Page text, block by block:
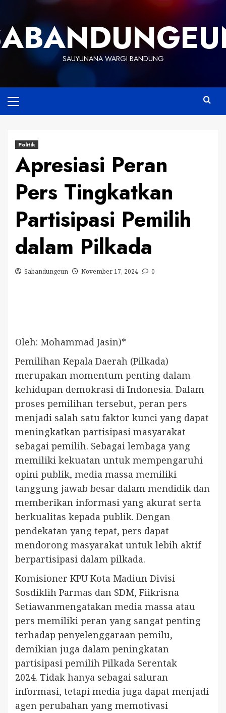
content
SAUYUNANA WARGI BANDUNG
Menu
Politik
Apresiasi Peran
Pers Tingkatkan
Partisipasi Pemilih
dalam Pilkada
Sabandungeun November 17, 2024 0
Oleh: Mohammad Jasin)*
Pemilihan Kepala Daerah (Pilkada)
merupakan momentum penting dalam
kehidupan demokrasi di Indonesia. Dalam
proses pemilihan tersebut, peran pers
menjadi salah satu faktor kunci yang dapat
meningkatkan partisipasi masyarakat
sebagai pemilih. Sebagai lembaga yang
memiliki kekuatan untuk mempengaruhi
opini publik, media massa memiliki
tanggung jawab besar dalam mendidik dan
memberikan informasi yang akurat serta
berkualitas kepada publik. Dengan
pendekatan yang tepat, pers dapat
mendorong masyarakat untuk lebih aktif
berpartisipasi dalam pilkada.
Komisioner KPU Kota Madiun Divisi
Sosdiklih Parmas dan SDM, Fiikrisna
Setiawanmengatakan media massa atau
pers memiliki peran yang sangat penting
terhadap penyelenggaraan pemilu,
demikian juga dalam peningkatan
partisipasi pemilih Pilkada Serentak
2024. Tidak hanya sebagai saluran
informasi, tetapi media juga dapat menjadi
agen perubahan yang memotivasi